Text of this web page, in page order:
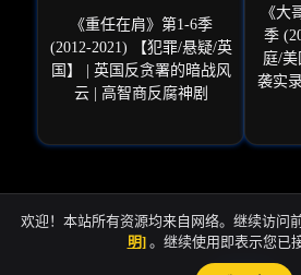
《重任在肩》第1-6季
(2012-2021) 【犯罪/悬疑/英
国】 | 英国反贪署的暗战风
云 | 高智商反腐神剧
《大
季
庭/
袭实
欢迎！本站所有资源均来自网络。继续访问
明]。继续使用即表示您已